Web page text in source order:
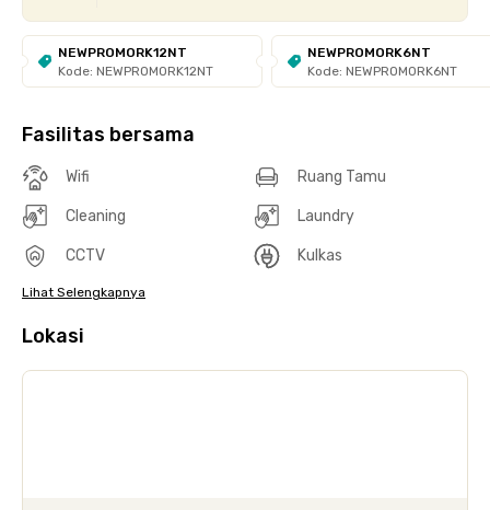
NEWPROMORK12NT
Kode: NEWPROMORK12NT
NEWPROMORK6NT
Kode: NEWPROMORK6NT
Fasilitas bersama
Wifi Ruang Tamu
Cleaning Laundry
CCTV Kulkas
Lihat Selengkapnya
Lokasi